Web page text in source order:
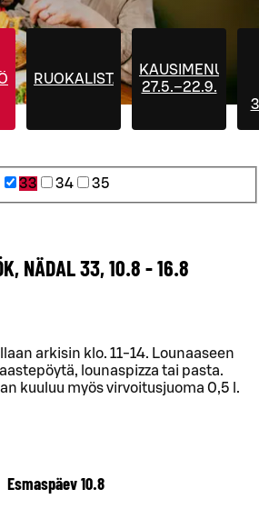
RUOKALISTA
KAUSIMENUT
27.5.–22.9.
33 34 35
NÄDAL 33, 10.8 - 16.8
arkisin klo. 11-14. Lounaaseen
lounaspizza tai pasta.
kuuluu myös virvoitusjuoma 0,5 l.
Esmaspäev10.8